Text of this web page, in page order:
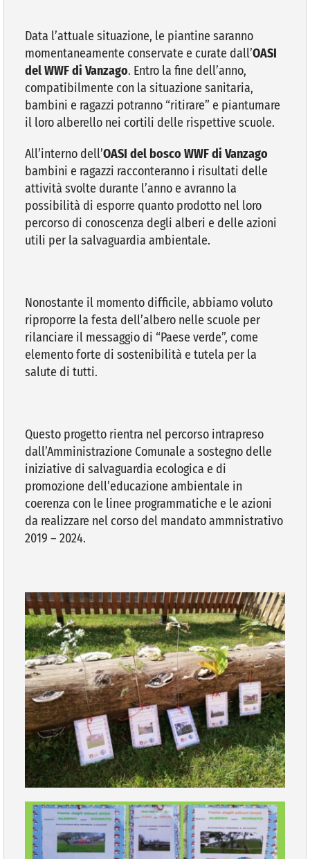
Data l’attuale situazione, le piantine saranno
momentaneamente conservate e curate dall’OASI
del WWF di Vanzago. Entro la fine dell’anno,
compatibilmente con la situazione sanitaria,
bambini e ragazzi potranno “ritirare” e piantumare
il loro alberello nei cortili delle rispettive scuole.
All’interno dell’OASI del bosco WWF di Vanzago
bambini e ragazzi racconteranno i risultati delle
attività svolte durante l’anno e avranno la
possibilità di esporre quanto prodotto nel loro
percorso di conoscenza degli alberi e delle azioni
utili per la salvaguardia ambientale.
Nonostante il momento difficile, abbiamo voluto
riproporre la festa dell’albero nelle scuole per
rilanciare il messaggio di “Paese verde”, come
elemento forte di sostenibilità e tutela per la
salute di tutti.
Questo progetto rientra nel percorso intrapreso
dall’Amministrazione Comunale a sostegno delle
iniziative di salvaguardia ecologica e di
promozione dell’educazione ambientale in
coerenza con le linee programmatiche e le azioni
da realizzare nel corso del mandato ammnistrativo
2019 – 2024.